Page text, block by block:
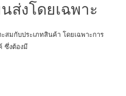
ส่งโดยเฉพาะ
สมกับประเภทสินค้า โดยเฉพาะการ
ซึ่งต้องมี